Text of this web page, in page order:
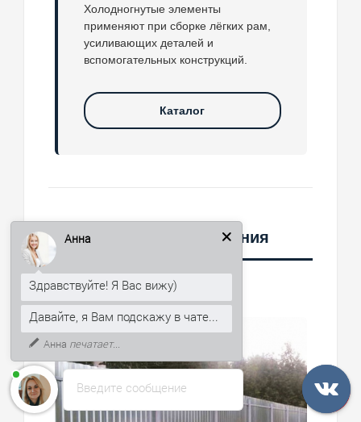
Холодногнутые элементы
применяют при сборке лёгких рам,
усиливающих деталей и
вспомогательных конструкций.
Каталог
Примеры применения
Введите сообщение
Здравствуйте! Я Вас вижу)
Давайте, я Вам подскажу в чате...
К тому же, могу рассказать, как
получить скидку 5% на первый
заказ.